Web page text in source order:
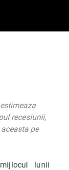
recesiunii,
pe
lunii